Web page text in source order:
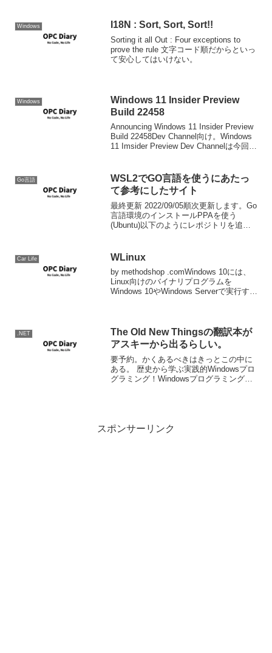
Windows I18N : Sort, Sort, Sort!!
Sorting it all Out : Four exceptions to
prove the rule 文字コード順だからといっ
て安心してはいけない。
Windows
Windows 11 Insider Preview
Build 22458
Announcing Windows 11 Insider Preview
Build 22458Dev Channel向け。Windows
11 Imsider Preview Dev Channelは今回の
Go言語
WSL2でGO言語を使うにあたっ
て参考にしたサイト
最終更新 2022/09/05順次更新します。Go
言語環境のインストールPPAを使う
(Ubuntu)以下のようにレポジトリを追加
apt-reposito...
Car Life WLinux
by methodshop .comWindows 10には、
Linux向けのバイナリプログラムを
Windows 10やWindows Serverで実行する
.NET
The Old New Thingsの翻訳本が
アスキーから出るらしい。
要予約。かくあるべきはきっとこの中に
ある。 歴史から学ぶ実践的Windowsプロ
グラミング！Windowsプログラミングの
スポンサーリンク